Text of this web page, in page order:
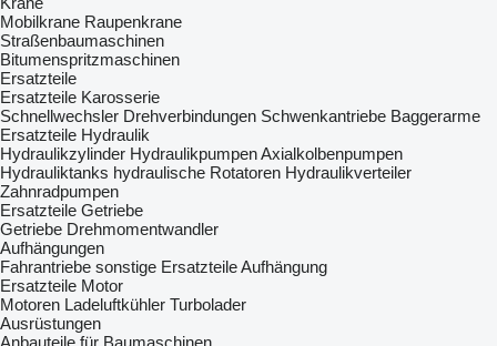
Mobilkrane Raupenkrane
Straßenbaumaschinen
Bitumenspritzmaschinen
Ersatzteile
Ersatzteile Karosserie
Schnellwechsler Drehverbindungen Schwenkantriebe Baggerarme
Ersatzteile Hydraulik
Hydraulikzylinder HydraulikpumpenAxialkolbenpumpen
Hydrauliktanks hydraulische Rotatoren Hydraulikverteiler
Zahnradpumpen
Ersatzteile Getriebe
Getriebe Drehmomentwandler
Aufhängungen
Fahrantriebe sonstige Ersatzteile Aufhängung
Ersatzteile Motor
Motoren Ladeluftkühler Turbolader
Ausrüstungen
Anbauteile für Baumaschinen